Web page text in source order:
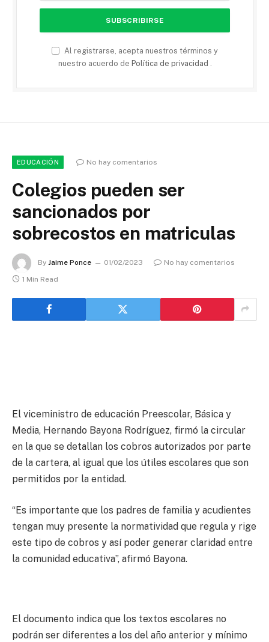
Al registrarse, acepta nuestros términos y
nuestro acuerdo de Política de privacidad
EDUCACIÓN No hay comentarios
Colegios pueden ser
sancionados por
sobrecostos en matriculas
By Jaime Ponce 01/02/2023
No hay comentarios
1 Min Read
El viceministro de educación Preescolar, Básica y
Media, Hernando Bayona Rodríguez, firmó la circular
en la que se detallan los cobros autorizados por parte
de la cartera, al igual que los útiles escolares que son
permitidos por la entidad.
“Es importante que los padres de familia y acudientes
tengan muy presente la normatividad que regula y rige
este tipo de cobros y así poder generar claridad entre
la comunidad educativa”, afirmó Bayona.
El documento indica que los textos escolares no
podrán ser diferentes a los del año anterior y mínimo